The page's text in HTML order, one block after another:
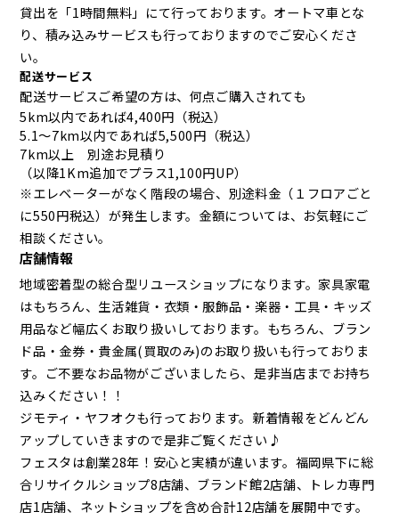
貸出を「1時間無料」にて行っております。オートマ車とな
り、積み込みサービスも行っておりますのでご安心くださ
い。
配送サービス
配送サービスご希望の方は、何点ご購入されても
5km以内であれば4,400円（税込）
5.1～7km以内であれば5,500円（税込）
7km以上 別途お見積り
（以降1Km追加でプラス1,100円UP）
※エレベーターがなく階段の場合、別途料金（１フロアごと
に550円税込）が発生します。金額については、お気軽にご
相談ください。
店舗情報
地域密着型の総合型リユースショップになります。家具家電
はもちろん、生活雑貨・衣類・服飾品・楽器・工具・キッズ
用品など幅広くお取り扱いしております。もちろん、ブラン
ド品・金券・貴金属(買取のみ)のお取り扱いも行っておりま
す。ご不要なお品物がございましたら、是非当店までお持ち
込みください！！
ジモティ・ヤフオクも行っております。新着情報をどんどん
アップしていきますので是非ご覧ください♪
フェスタは創業28年！安心と実績が違います。福岡県下に総
合リサイクルショップ8店舗、ブランド館2店舗、トレカ専門
店1店舗、ネットショップを含め合計12店舗を展開中です。